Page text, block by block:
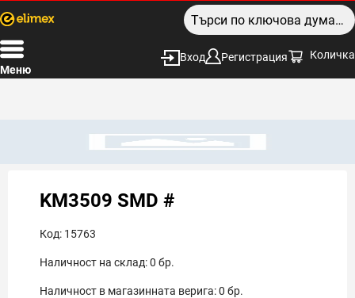
Меню
Вход Регистрация Количка
KM3509 SMD #
Код: 15763
Наличност на склад:0 бр.
Наличност в магазинната верига:0 бр.